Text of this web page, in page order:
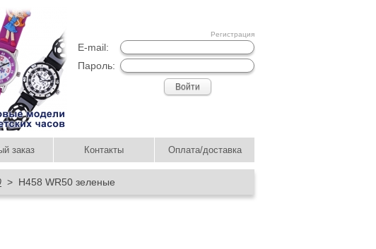
Регистрация
E-mail:
Пароль:
заказ Контакты Оплата/доставка
> Н458 WR50 зеленые